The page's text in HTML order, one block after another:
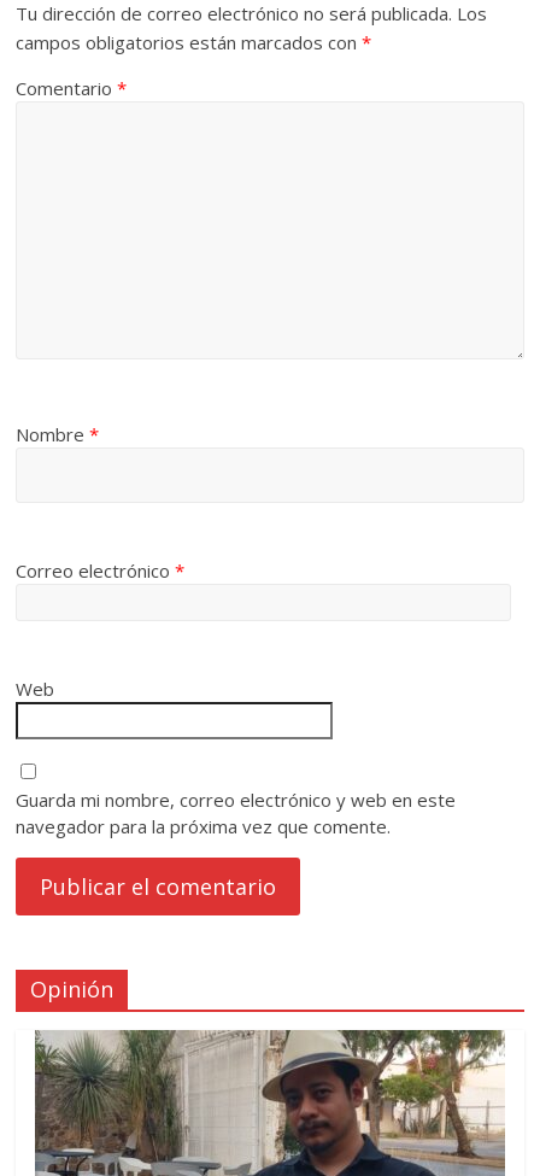
Tu dirección de correo electrónico no será publicada. Los
campos obligatorios están marcados con*
Comentario*
Nombre*
Correo electrónico*
Web
Guarda mi nombre, correo electrónico y web en este
navegador para la próxima vez que comente.
Opinión